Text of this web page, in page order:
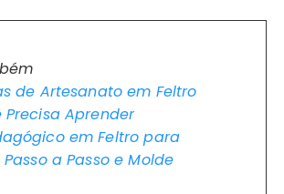
de Artesanato em Feltro
Precisa Aprender
em Feltro para
a Passo e Molde